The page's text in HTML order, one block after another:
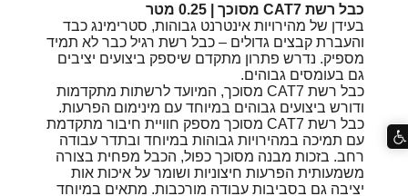
כבל רשת CAT7 מסוכך | 0.25 מטר
בעידן של מהירויות אינטרנט גבוהות, סטרימינג כבד
והעברת קבצים גדולים – כבל רשת רגיל כבר לא תמיד
מספיק. נדרש פתרון מתקדם שיספק ביצועים יציבים
גם בעומסים גבוהים.
כבל רשת CAT7 מסוכך, המיועד לרשתות מתקדמות
ודורש ביצועים גבוהים במיוחד עם מינימום הפרעות.
כבל רשת CAT7 מסוכך מספק חוויית חיבור מתקדמת
עם תמיכה במהירויות גבוהות במיוחד ובתדר עבודה
רחב. בזכות מבנה מסוכך כפול, הכבל מפחית בצורה
משמעותית הפרעות חיצוניות ושומר על איכות אות
יציבה גם בסביבות עבודה מורכבות. מתאים במיוחד